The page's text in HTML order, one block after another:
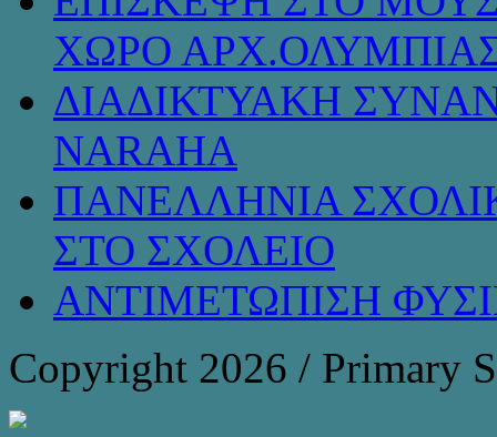
ΧΩΡΟ
ΔΙΑΔΙΚΤΥΑΚΗ
NARAHA
ΠΑΝΕΛΛΗΝΙΑ
ΣΤΟ ΣΧΟΛΕΙΟ
ΑΝΤΙΜΕΤΩΠΙΣΗ
Copyright 2026 / Primary